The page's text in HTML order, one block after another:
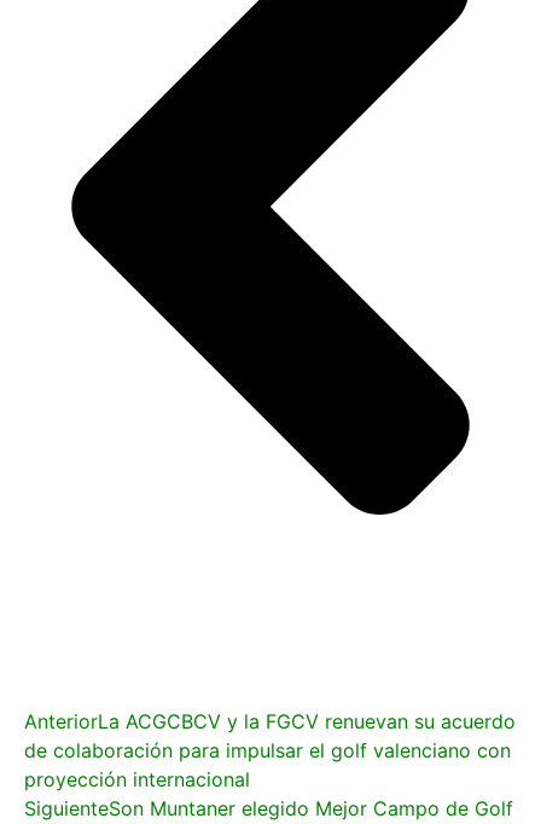
AnteriorLa ACGCBCV y la FGCV renuevan su acuerdo
de colaboración para impulsar el golf valenciano con
proyección internacional
SiguienteSon Muntaner elegido Mejor Campo de Golf